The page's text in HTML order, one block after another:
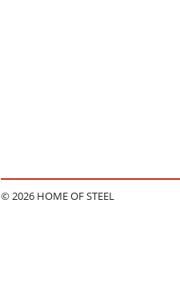
© 2026 HOME OF STEEL